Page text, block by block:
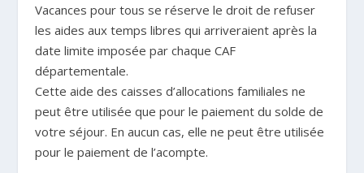
Vacances pour tous se réserve le droit de refuser
les aides aux temps libres qui arriveraient après la
date limite imposée par chaque CAF
départementale.
Cette aide des caisses d’allocations familiales ne
peut être utilisée que pour le paiement du solde de
votre séjour. En aucun cas, elle ne peut être utilisée
pour le paiement de l’acompte.